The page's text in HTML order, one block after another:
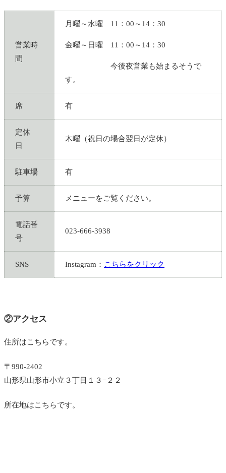
営業時
間
月曜～水曜 11：00～14：30
金曜～日曜 11：00～14：30
今後夜営業も始まるそうで
す。
席 有
定休
日
木曜（祝日の場合翌日が定休）
駐車場 有
予算 メニューをご覧ください。
電話番
号
023-666-3938
SNS Instagram： こちらをクリック
②アクセス
住所はこちらです。
〒990-2402
山形県山形市小立３丁目１３−２２
所在地はこちらです。